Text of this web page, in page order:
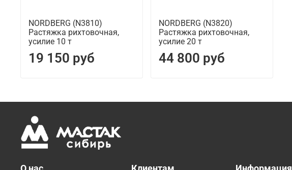
NORDBERG (N3810)
Растяжка рихтовочная,
усилие 10 т
19 150 руб
NORDBERG (N3820)
Растяжка рихтовочная,
усилие 20 т
44 800 руб